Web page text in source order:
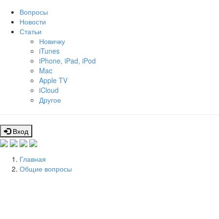
Вопросы
Новости
Статьи
Новичку
iTunes
iPhone, iPad, iPod
Mac
Apple TV
iCloud
Другое
Вход
Главная
Общие вопросы